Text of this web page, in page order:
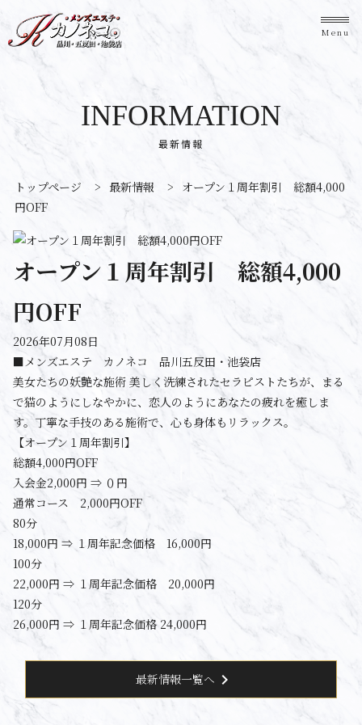
Menu
最新情報
INFORMATION
トップページ > 最新情報 > オープン１周年割引 総額4,000
円OFF
オープン１周年割引 総額4,000
円OFF
2026年07月08日
■メンズエステ カノネコ 品川五反田・池袋店
美女たちの妖艶な施術 美しく洗練されたセラピストたちが、まる
で猫のようにしなやかに、恋人のようにあなたの疲れを癒しま
す。丁寧な手技のある施術で、心も身体もリラックス。
【オープン１周年割引】
総額4,000円OFF
入会金2,000円 ⇒ ０円
通常コース 2,000円OFF
80分
18,000円 ⇒ １周年記念価格 16,000円
100分
22,000円 ⇒ １周年記念価格 20,000円
120分
26,000円 ⇒ １周年記念価格 24,000円
最新情報一覧へ chevron_right